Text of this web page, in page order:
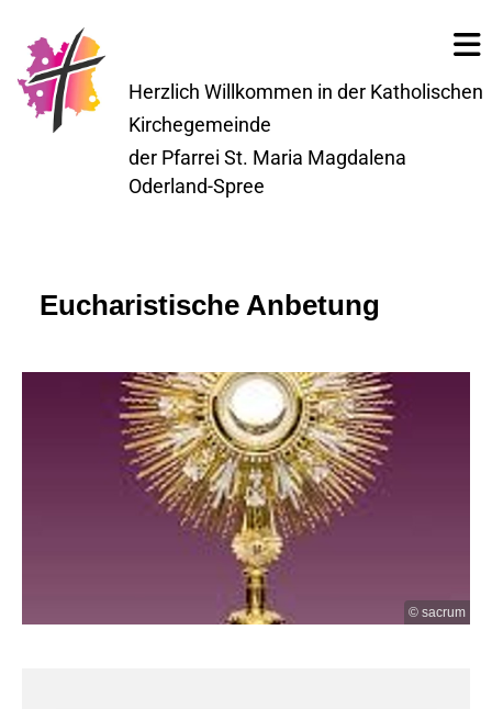
Herzlich Willkommen in der Katholischen
Kirchegemeinde
der Pfarrei St. Maria Magdalena
Oderland-Spree
Eucharistische Anbetung
© sacrum